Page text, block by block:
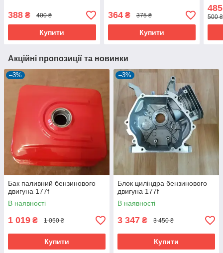
388 ₴ 400 ₴
Купити
364₴ 375 ₴
Купити
485
500
Акційні пропозиції та новинки
–3%
Бак паливний бензинового
двигуна 177f
В наявності
1 019 ₴ 1 050 ₴
Купити
–3%
Блок циліндра бензинового
двигуна 177f
В наявності
3 347 ₴ 3 450 ₴
Купити